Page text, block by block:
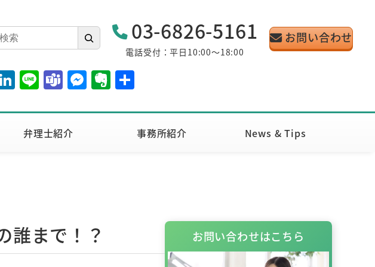
03-6826-5161
電話受付：平日10:00～18:00
お問い合わせ
Li
n
k
e
Li
n
e
T
e
a
m
M
e
ss
E
v
er
共
弁理士紹介 事務所紹介 News & Tips
誰まで！？ お問い合わせはこちら